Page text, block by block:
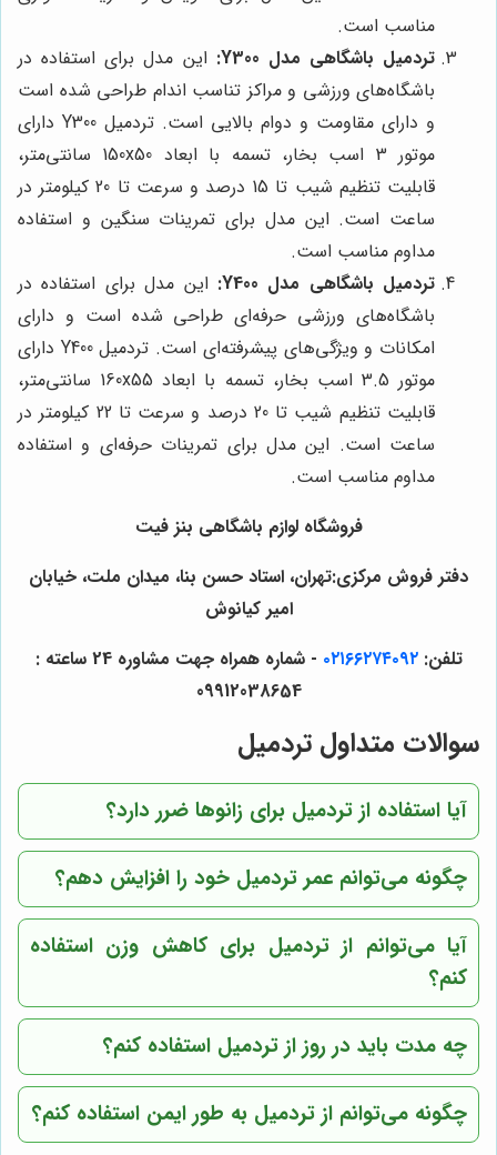
مناسب است.
تردمیل باشگاهی مدل Y300:
این مدل برای استفاده در
باشگاه‌های ورزشی و مراکز تناسب اندام طراحی شده است
و دارای مقاومت و دوام بالایی است. تردمیل Y300 دارای
موتور 3 اسب بخار، تسمه با ابعاد 150x50 سانتی‌متر،
قابلیت تنظیم شیب تا 15 درصد و سرعت تا 20 کیلومتر در
ساعت است. این مدل برای تمرینات سنگین و استفاده
مداوم مناسب است.
تردمیل باشگاهی مدل Y400:
این مدل برای استفاده در
باشگاه‌های ورزشی حرفه‌ای طراحی شده است و دارای
امکانات و ویژگی‌های پیشرفته‌ای است. تردمیل Y400 دارای
موتور 3.5 اسب بخار، تسمه با ابعاد 160x55 سانتی‌متر،
قابلیت تنظیم شیب تا 20 درصد و سرعت تا 22 کیلومتر در
ساعت است. این مدل برای تمرینات حرفه‌ای و استفاده
مداوم مناسب است.
فروشگاه لوازم باشگاهی بنز فیت
دفتر فروش مرکزی:تهران، استاد حسن بنا، میدان ملت، خیابان
امیر کیانوش
تلفن:۰۲۱۶۶۲۷۴۰۹۲
- شماره همراه جهت مشاوره 24 ساعته :
09912038654
سوالات متداول تردمیل
آیا استفاده از تردمیل برای زانوها ضرر دارد؟
چگونه می‌توانم عمر تردمیل خود را افزایش دهم؟
آیا می‌توانم از تردمیل برای کاهش وزن استفاده
کنم؟
چه مدت باید در روز از تردمیل استفاده کنم؟
چگونه می‌توانم از تردمیل به طور ایمن استفاده کنم؟